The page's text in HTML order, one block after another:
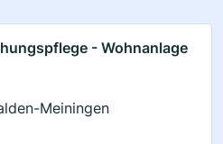
- Wohnanlage
Meiningen